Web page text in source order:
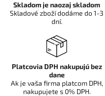
Skladom je naozaj skladom
Skladové zboží dodáme do 1-3
dní.
Platcovia DPH nakupujú bez
dane
Ak je vaša firma platcom DPH,
nakupujete s 0% DPH.